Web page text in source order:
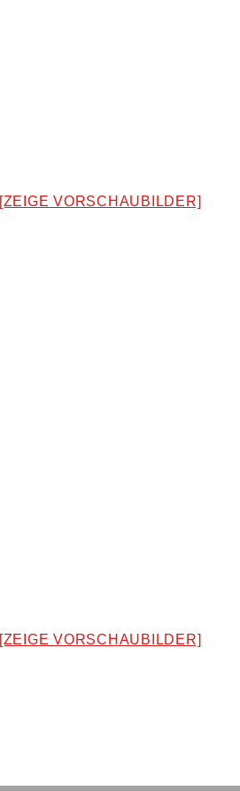
[ZEIGE VORSCHAUBILDER]
[ZEIGE VORSCHAUBILDER]